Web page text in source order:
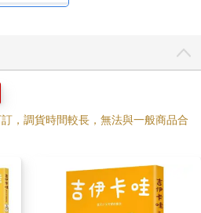
，調貨時間較長，無法與一般商品合